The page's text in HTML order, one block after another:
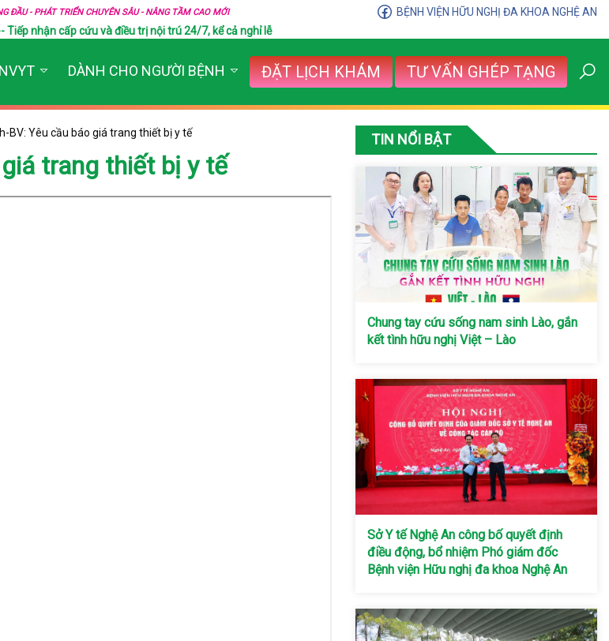
ĐẦU - PHÁT TRIỂN CHUYÊN SÂU - NÂNG TẦM CAO MỚI
BỆNH VIỆN HỮU NGHỊ ĐA KHOA NGHỆ AN
nhận cấp cứu và điều trị nội trú 24/7, kể cả nghỉ lễ
DÀNH CHO NGƯỜI BỆNH ĐẶT LỊCH KHÁM TƯ VẤN GHÉP TẠNG
BV: Yêu cầu báo giá trang thiết bị y tế
trang thiết bị y tế
TIN NỔI BẬT
Chung tay cứu sống nam sinh Lào, gắn
kết tình hữu nghị Việt – Lào
Sở Y tế Nghệ An công bố quyết định
điều động, bổ nhiệm Phó giám đốc
Bệnh viện Hữu nghị đa khoa Nghệ An